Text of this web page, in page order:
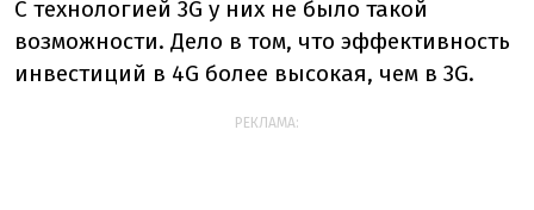
С технологией 3G у них не было такой
возможности. Дело в том, что эффективность
инвестиций в 4G более высокая, чем в 3G.
РЕКЛАМА: